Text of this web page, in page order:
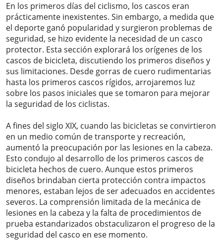
En los primeros días del ciclismo, los cascos eran
prácticamente inexistentes. Sin embargo, a medida que
el deporte ganó popularidad y surgieron problemas de
seguridad, se hizo evidente la necesidad de un casco
protector. Esta sección explorará los orígenes de los
cascos de bicicleta, discutiendo los primeros diseños y
sus limitaciones. Desde gorras de cuero rudimentarias
hasta los primeros cascos rígidos, arrojaremos luz
sobre los pasos iniciales que se tomaron para mejorar
la seguridad de los ciclistas.
A fines del siglo XIX, cuando las bicicletas se convirtieron
en un medio común de transporte y recreación,
aumentó la preocupación por las lesiones en la cabeza.
Esto condujo al desarrollo de los primeros cascos de
bicicleta hechos de cuero. Aunque estos primeros
diseños brindaban cierta protección contra impactos
menores, estaban lejos de ser adecuados en accidentes
severos. La comprensión limitada de la mecánica de
lesiones en la cabeza y la falta de procedimientos de
prueba estandarizados obstaculizaron el progreso de la
seguridad del casco en ese momento.